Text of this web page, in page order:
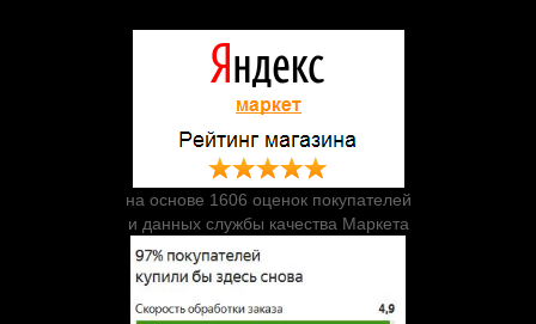
на основе 1606 оценок покупателей
и данных службы качества Маркета